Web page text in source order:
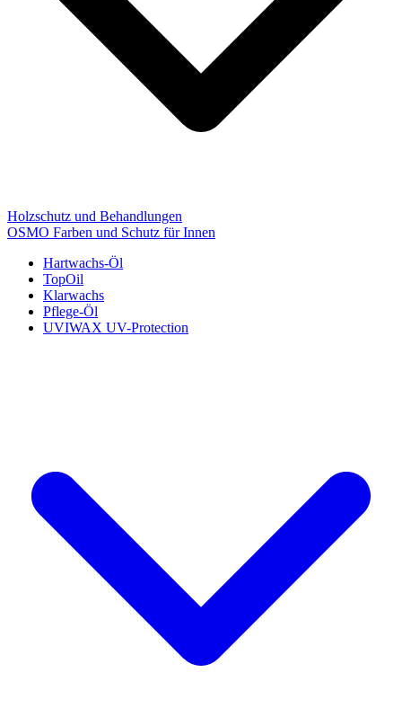
Holzschutz und Behandlungen
OSMO Farben und Schutz für Innen
Hartwachs-Öl
TopOil
Klarwachs
Pflege-Öl
UVIWAX UV-Protection